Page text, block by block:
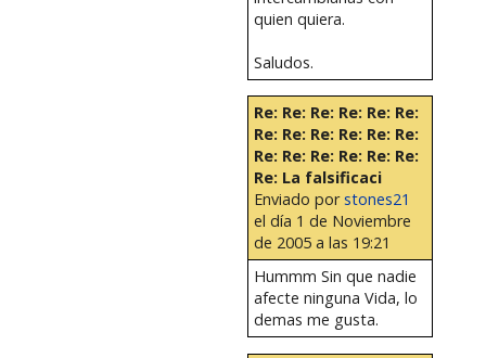
quien quiera.
Saludos.
Re: Re: Re: Re: Re: Re:
Re: Re: Re: Re: Re: Re:
Re: Re: Re: Re: Re: Re:
Re: La falsificaci
Enviado porstones21
el día 1 de Noviembre
de 2005 a las 19:21
Hummm Sin que nadie
afecte ninguna Vida, lo
demas me gusta.